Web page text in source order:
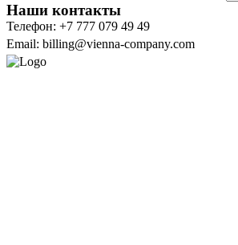
Наши контакты
Телефон: +7 777 079 49 49
Email: billing@vienna-company.com